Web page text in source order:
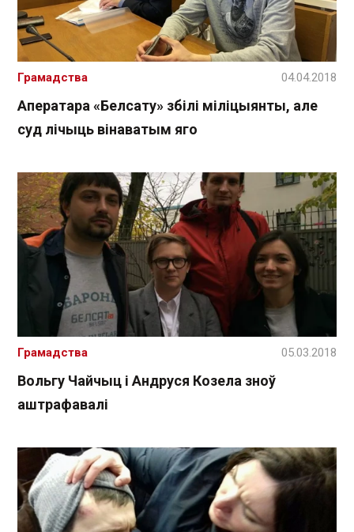
Аператара «Белсату» збілі міліцыянты, але
суд лічыць вінаватым яго
Грамадства 04.04.2018
Вольгу Чайчыц і Андруся Козела зноў
аштрафавалі
Грамадства 05.03.2018